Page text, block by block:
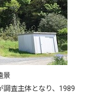
景
調査主体となり、1989